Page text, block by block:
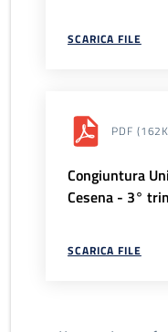
SCARICA FILE
PDF
Congiuntura
Cesena - 3°
SCARICA FILE